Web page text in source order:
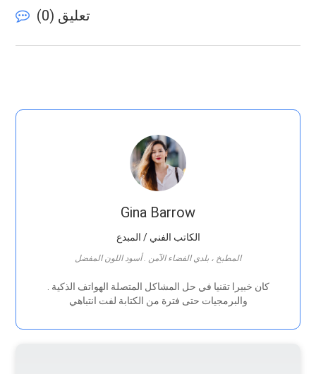
تعليق ( 0
)
Gina Barrow
الكاتب الفني / المبدع
المطبخ ، بلدي الفضاء الآمن . أسود اللون المفضل
والبرمجيات حتى فترة من الكتابة لفت انتباهي